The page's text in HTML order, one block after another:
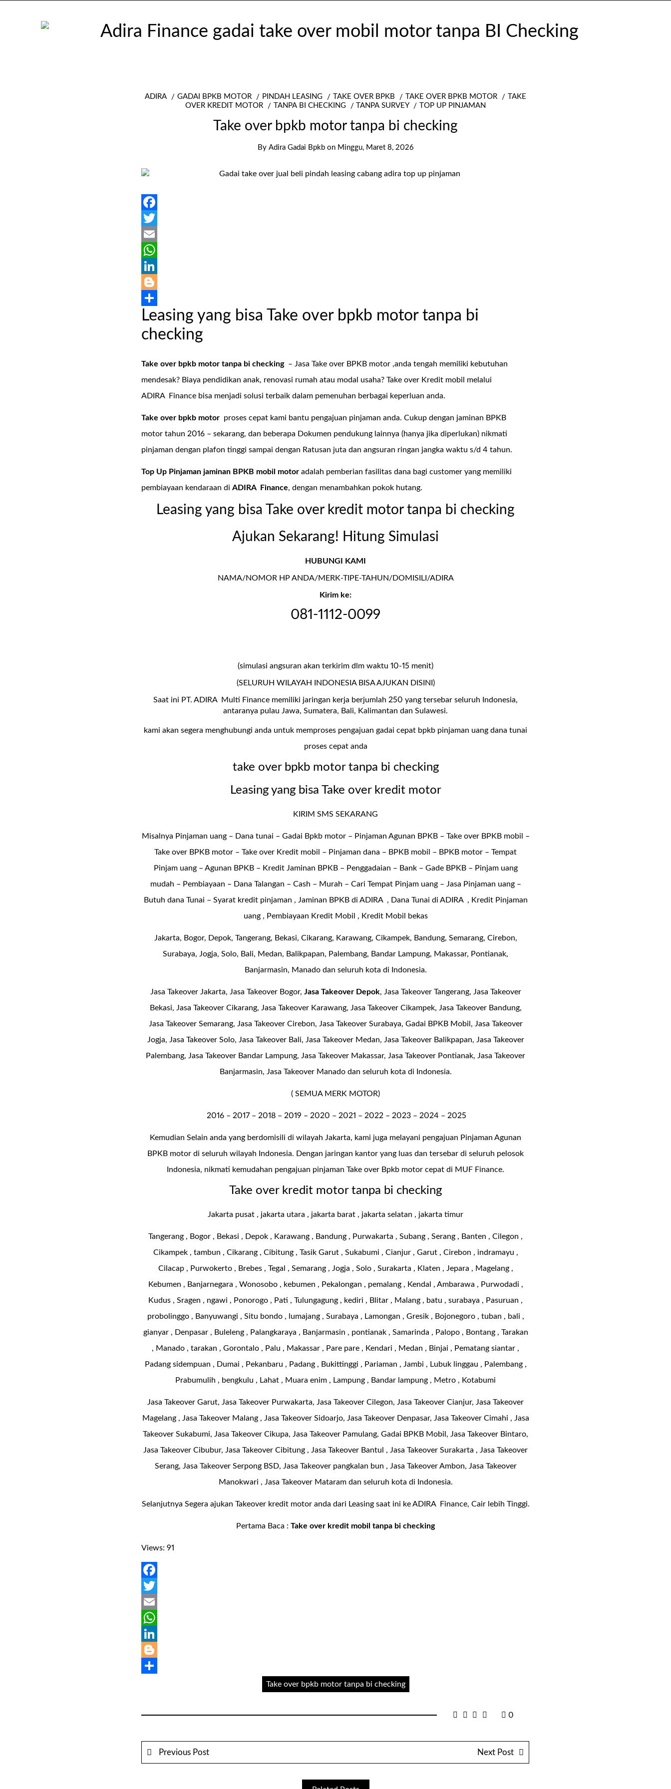
ADIRA GADAI BPKB MOTOR PINDAH LEASING TAKE OVER BPKB TAKE OVER BPKB MOTOR
TAKE
OVER KREDIT MOTOR
TANPA BI CHECKING TANPA SURVEY TOP UP PINJAMAN
Take over bpkb motor tanpa bi checking
By Adira Gadai Bpkb on Minggu, Maret 8, 2026
Facebook
Twitter
Email
WhatsApp
LinkedIn
Blogger
Share
Leasing yang bisa Take over bpkb motor tanpa bi
checking
Take over bpkb motor tanpa bi checking – Jasa Take over BPKB motor ,anda tengah memiliki kebutuhan
mendesak? Biaya pendidikan anak, renovasi rumah atau modal usaha? Take over Kredit mobil melalui
ADIRA Finance bisa menjadi solusi terbaik dalam pemenuhan berbagai keperluan anda.
Take over bpkb motor proses cepat kami bantu pengajuan pinjaman anda. Cukup dengan jaminan BPKB
motor tahun 2016 – sekarang, dan beberapa Dokumen pendukung lainnya (hanya jika diperlukan) nikmati
pinjaman dengan plafon tinggi sampai dengan Ratusan juta dan angsuran ringan jangka waktu s/d 4 tahun.
Top Up Pinjaman jaminan BPKB mobil motor adalah pemberian fasilitas dana bagi customer yang memiliki
pembiayaan kendaraan diADIRA Finance, dengan menambahkan pokok hutang.
Leasing yang bisa Take over kredit motor tanpa bi checking
Ajukan Sekarang! Hitung Simulasi
HUBUNGI KAMI
NAMA/NOMOR HP ANDA/MERK-TIPE-TAHUN/DOMISILI/ADIRA
Kirim ke:
081-1112-0099
(simulasi angsuran akan terkirim dlm waktu 10-15 menit)
(SELURUH WILAYAH INDONESIA BISA AJUKAN DISINI)
Saat ini PT. ADIRA Multi Finance memiliki jaringan kerja berjumlah 250 yang tersebar seluruh Indonesia,
antaranya pulau Jawa, Sumatera, Bali, Kalimantan dan Sulawesi.
kami akan segera menghubungi anda untuk memproses pengajuan gadai cepat bpkb pinjaman uang dana tunai
proses cepat anda
take over bpkb motor tanpa bi checking
Leasing yang bisa Take over kredit motor
KIRIM SMS SEKARANG
Misalnya Pinjaman uang – Dana tunai – Gadai Bpkb motor – Pinjaman Agunan BPKB – Take over BPKB mobil –
Take over BPKB motor – Take over Kredit mobil – Pinjaman dana – BPKB mobil – BPKB motor – Tempat
Pinjam uang – Agunan BPKB – Kredit Jaminan BPKB – Penggadaian – Bank – Gade BPKB – Pinjam uang
mudah – Pembiayaan – Dana Talangan – Cash – Murah – Cari Tempat Pinjam uang – Jasa Pinjaman uang –
Butuh dana Tunai – Syarat kredit pinjaman , Jaminan BPKB di ADIRA , Dana Tunai di ADIRA , Kredit Pinjaman
uang , Pembiayaan Kredit Mobil , Kredit Mobil bekas
Jakarta, Bogor, Depok, Tangerang, Bekasi, Cikarang, Karawang, Cikampek, Bandung, Semarang, Cirebon,
Surabaya, Jogja, Solo, Bali, Medan, Balikpapan, Palembang, Bandar Lampung, Makassar, Pontianak,
Banjarmasin, Manado dan seluruh kota di Indonesia.
Jasa Takeover Jakarta, Jasa Takeover Bogor, Jasa Takeover Depok, Jasa Takeover Tangerang, Jasa Takeover
Bekasi, Jasa Takeover Cikarang, Jasa Takeover Karawang, Jasa Takeover Cikampek, Jasa Takeover Bandung,
Jasa Takeover Semarang, Jasa Takeover Cirebon, Jasa Takeover Surabaya, Gadai BPKB Mobil, Jasa Takeover
Jogja, Jasa Takeover Solo, Jasa Takeover Bali, Jasa Takeover Medan, Jasa Takeover Balikpapan, Jasa Takeover
Palembang, Jasa Takeover Bandar Lampung, Jasa Takeover Makassar, Jasa Takeover Pontianak, Jasa Takeover
Banjarmasin, Jasa Takeover Manado dan seluruh kota di Indonesia.
( SEMUA MERK MOTOR)
2016 – 2017 – 2018 – 2019 – 2020 – 2021 – 2022 – 2023 – 2024 – 2025
Kemudian Selain anda yang berdomisili di wilayah Jakarta, kami juga melayani pengajuan Pinjaman Agunan
BPKB motor di seluruh wilayah Indonesia. Dengan jaringan kantor yang luas dan tersebar di seluruh pelosok
Indonesia, nikmati kemudahan pengajuan pinjaman Take over Bpkb motor cepat di MUF Finance.
Take over kredit motor tanpa bi checking
Jakarta pusat , jakarta utara , jakarta barat , jakarta selatan , jakarta timur
Tangerang , Bogor , Bekasi , Depok , Karawang , Bandung , Purwakarta , Subang , Serang , Banten , Cilegon ,
Cikampek , tambun , Cikarang , Cibitung , Tasik Garut , Sukabumi , Cianjur , Garut , Cirebon , indramayu ,
Cilacap , Purwokerto , Brebes , Tegal , Semarang , Jogja , Solo , Surakarta , Klaten , Jepara , Magelang ,
Kebumen , Banjarnegara , Wonosobo , kebumen , Pekalongan , pemalang , Kendal , Ambarawa , Purwodadi ,
Kudus , Sragen , ngawi , Ponorogo , Pati , Tulungagung , kediri , Blitar , Malang , batu , surabaya , Pasuruan ,
probolinggo , Banyuwangi , Situ bondo , lumajang , Surabaya , Lamongan , Gresik , Bojonegoro , tuban , bali ,
gianyar , Denpasar , Buleleng , Palangkaraya , Banjarmasin , pontianak , Samarinda , Palopo , Bontang , Tarakan
, Manado , tarakan , Gorontalo , Palu , Makassar , Pare pare , Kendari , Medan , Binjai , Pematang siantar ,
Padang sidempuan , Dumai , Pekanbaru , Padang , Bukittinggi , Pariaman , Jambi , Lubuk linggau , Palembang ,
Prabumulih , bengkulu , Lahat , Muara enim , Lampung , Bandar lampung , Metro , Kotabumi
Jasa Takeover Garut, Jasa Takeover Purwakarta, Jasa Takeover Cilegon, Jasa Takeover Cianjur, Jasa Takeover
Magelang , Jasa Takeover Malang , Jasa Takeover Sidoarjo, Jasa Takeover Denpasar, Jasa Takeover Cimahi , Jasa
Takeover Sukabumi, Jasa Takeover Cikupa, Jasa Takeover Pamulang, Gadai BPKB Mobil, Jasa Takeover Bintaro,
Jasa Takeover Cibubur, Jasa Takeover Cibitung , Jasa Takeover Bantul , Jasa Takeover Surakarta , Jasa Takeover
Serang, Jasa Takeover Serpong BSD, Jasa Takeover pangkalan bun , Jasa Takeover Ambon, Jasa Takeover
Manokwari , Jasa Takeover Mataram dan seluruh kota di Indonesia.
Selanjutnya Segera ajukan Takeover kredit motor anda dari Leasing saat ini ke ADIRA Finance, Cair lebih Tinggi.
Pertama Baca : Take over kredit mobil tanpa bi checking
Views: 91
Facebook
Twitter
Email
WhatsApp
LinkedIn
Blogger
Take over bpkb motor tanpa bi checking
0
Previous Post Next Post